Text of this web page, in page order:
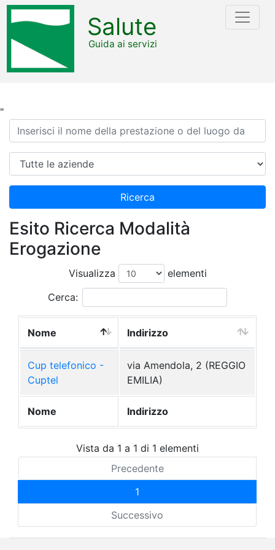
"
Salute
Guida ai servizi
Ricerca
Azienda
Ricerca
Esito Ricerca Modalità
Erogazione
Visualizza
elementi
Cerca:
Nome Indirizzo
Cup telefonico -
Cuptel
via Amendola, 2 (REGGIO
EMILIA)
Nome Indirizzo
Vista da 1 a 1 di 1 elementi
Precedente
1
Successivo